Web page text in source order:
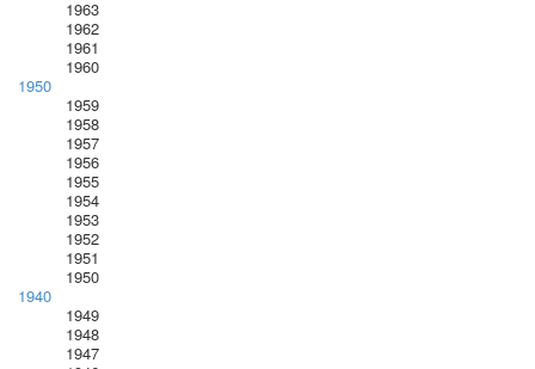
1963
1962
1961
1960
1950
1959
1958
1957
1956
1955
1954
1953
1952
1951
1950
1940
1949
1948
1947